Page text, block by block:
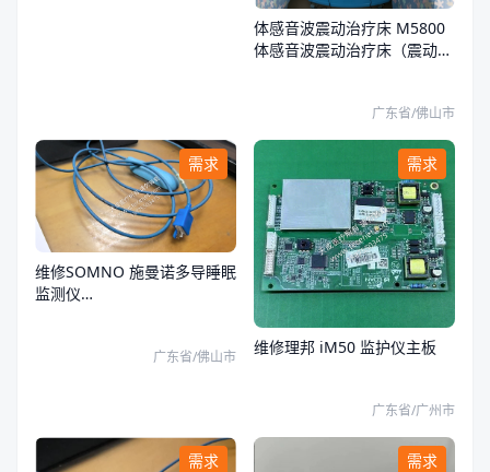
体感音波震动治疗床 M5800
体感音波震动治疗床（震动电
广东省/佛山市
需求
维修SOMNO 施曼诺多导睡眠
监测仪
广东省/佛山市
需求
维修理邦 iM50 监护仪主板
广东省/广州市
需求 需求